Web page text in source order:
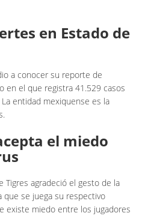
en Estado de
a conocer su reporte de
en el que registra 41.529 casos
entidad mexiquense es la
el miedo
agradeció el gesto de la
que se juega su respectivo
existe miedo entre los jugadores